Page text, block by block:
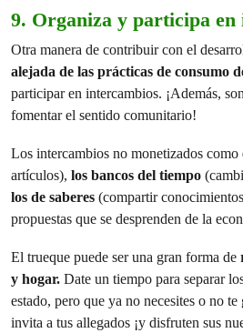
9. Organiza y participa en
Otra manera de contribuir con el
alejada de las prácticas de consumo
participar en intercambios. ¡Además,
fomentar el sentido comunitario!
Los intercambios no monetizados como
artículos), los bancos del tiempo
los de saberes (compartir
propuestas que se desprenden de la
El trueque puede ser una gran forma de
y hogar. Date un tiempo para separar
estado, pero que ya no necesites o no
invita a tus allegados ¡y disfruten sus